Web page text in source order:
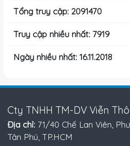
Tổng truy cập: 2091470
Truy cập nhiều nhất: 7919
Ngày nhiều nhất: 16.11.2018
Cty TNHH TM-DV Viễn
Địa chỉ: 71/40 Chế Lan Viên,
Tân Phú, TP.HCM